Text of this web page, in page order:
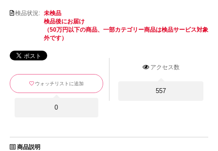
検品状況: 未検品
検品後にお届け
（50万円以下の商品、一部カテゴリー商品は検品サービス対象
外です）
アクセス数
557
ウォッチリストに追加
0
商品説明